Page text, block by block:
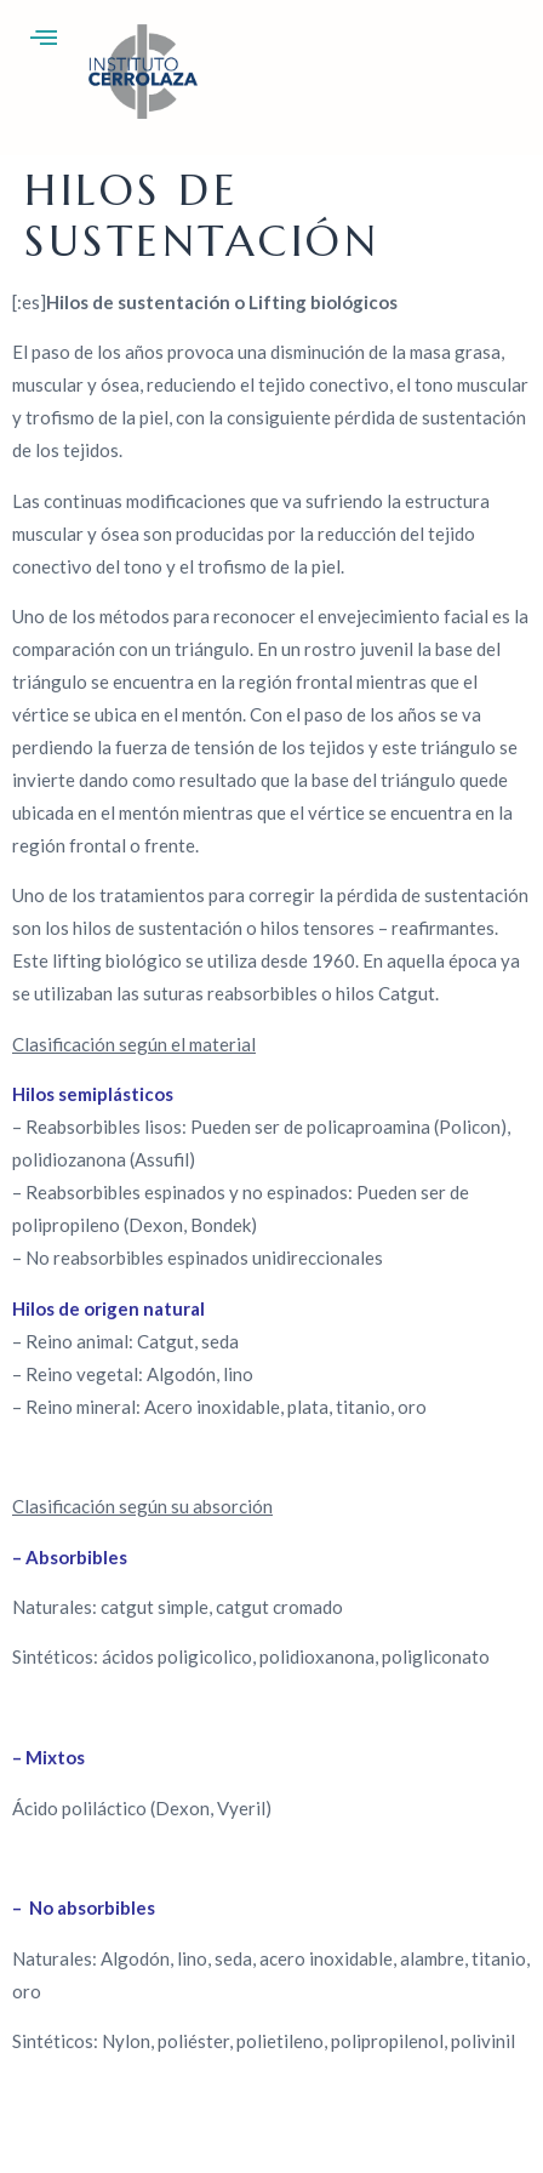
HILOS DE
SUSTENTACIÓN
[:es]Hilos de sustentación o Lifting biológicos
El paso de los años provoca una disminución de la masa grasa,
muscular y ósea, reduciendo el tejido conectivo, el tono muscular
y trofismo de la piel, con la consiguiente pérdida de sustentación
de los tejidos.
Las continuas modificaciones que va sufriendo la estructura
muscular y ósea son producidas por la reducción del tejido
conectivo del tono y el trofismo de la piel.
Uno de los métodos para reconocer el envejecimiento facial es la
comparación con un triángulo. En un rostro juvenil la base del
triángulo se encuentra en la región frontal mientras que el
vértice se ubica en el mentón. Con el paso de los años se va
perdiendo la fuerza de tensión de los tejidos y este triángulo se
invierte dando como resultado que la base del triángulo quede
ubicada en el mentón mientras que el vértice se encuentra en la
región frontal o frente.
Uno de los tratamientos para corregir la pérdida de sustentación
son los hilos de sustentación o hilos tensores – reafirmantes.
Este lifting biológico se utiliza desde 1960. En aquella época ya
se utilizaban las suturas reabsorbibles o hilos Catgut.
Clasificación según el material
Hilos semiplásticos
– Reabsorbibles lisos: Pueden ser de policaproamina (Policon),
polidiozanona (Assufil)
– Reabsorbibles espinados y no espinados: Pueden ser de
polipropileno (Dexon, Bondek)
– No reabsorbibles espinados unidireccionales
Hilos de origen natural
– Reino animal: Catgut, seda
– Reino vegetal: Algodón, lino
– Reino mineral: Acero inoxidable, plata, titanio, oro
Clasificación según su absorción
– Absorbibles
Naturales: catgut simple, catgut cromado
Sintéticos: ácidos poligicolico, polidioxanona, poligliconato
– Mixtos
Ácido poliláctico (Dexon, Vyeril)
– No absorbibles
Naturales: Algodón, lino, seda, acero inoxidable, alambre, titanio,
oro
Sintéticos: Nylon, poliéster, polietileno, polipropilenol, polivinil